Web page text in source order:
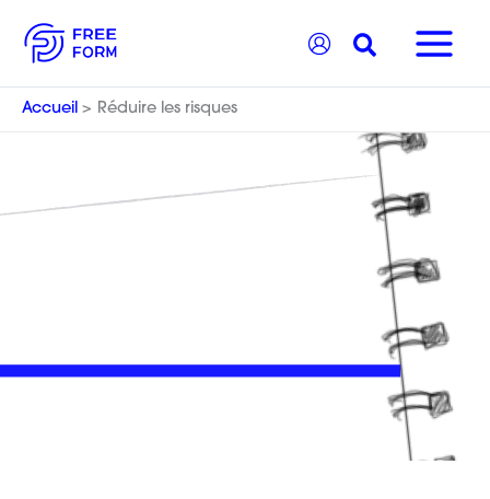
contenu
Accueil Réduire les risques